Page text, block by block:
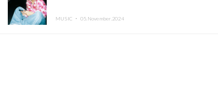
MUSIC ・ 05.November.2024